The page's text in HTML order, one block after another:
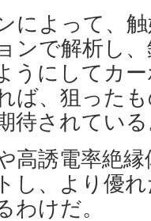
によって、
ンで解析し
うにしてカ
ば、狙った
待されてい
高誘電率絶
し、より優
わけだ。